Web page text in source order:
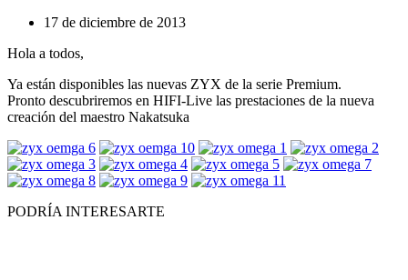
17 de diciembre de 2013
Hola a todos,
Ya están disponibles las nuevas ZYX de la serie Premium.
Pronto descubriremos en HIFI-Live las prestaciones de la nueva
creación del maestro Nakatsuka
PODRÍA INTERESARTE